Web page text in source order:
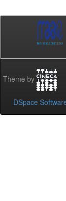
Theme by
DSpace